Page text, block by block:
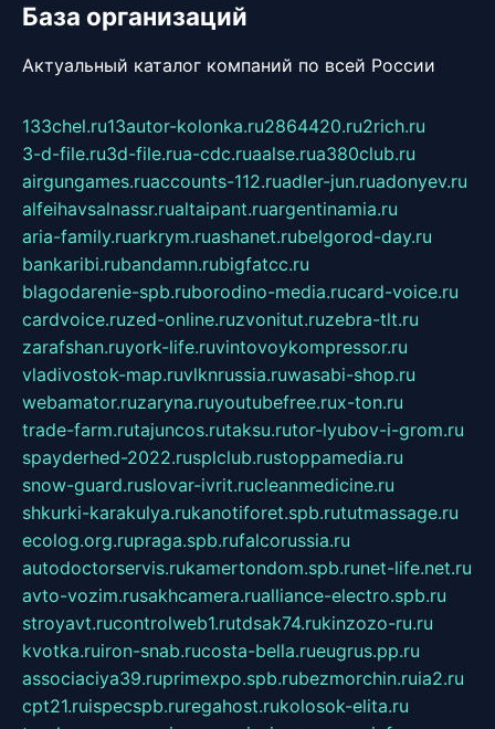
База организаций
Актуальный каталог компаний по всей России
133chel.ru13autor-kolonka.ru2864420.ru2rich.ru
3-d-file.ru3d-file.rua-cdc.ruaalse.rua380club.ru
airgungames.ruaccounts-112.ruadler-jun.ruadonyev.ru
alfeihavsalnassr.rualtaipant.ruargentinamia.ru
aria-family.ruarkrym.ruashanet.rubelgorod-day.ru
bankaribi.rubandamn.rubigfatcc.ru
blagodarenie-spb.ruborodino-media.rucard-voice.ru
cardvoice.ruzed-online.ruzvonitut.ruzebra-tlt.ru
zarafshan.ruyork-life.ruvintovoykompressor.ru
vladivostok-map.ruvlknrussia.ruwasabi-shop.ru
webamator.ruzaryna.ruyoutubefree.rux-ton.ru
trade-farm.rutajuncos.rutaksu.rutor-lyubov-i-grom.ru
spayderhed-2022.rusplclub.rustoppamedia.ru
snow-guard.ruslovar-ivrit.rucleanmedicine.ru
shkurki-karakulya.rukanotiforet.spb.rututmassage.ru
ecolog.org.rupraga.spb.rufalcorussia.ru
autodoctorservis.rukamertondom.spb.runet-life.net.ru
avto-vozim.rusakhcamera.rualliance-electro.spb.ru
stroyavt.rucontrolweb1.rutdsak74.rukinzozo-ru.ru
kvotka.ruiron-snab.rucosta-bella.rueugrus.pp.ru
associaciya39.ruprimexpo.spb.rubezmorchin.ruia2.ru
cpt21.ruispecspb.ruregahost.rukolosok-elita.ru